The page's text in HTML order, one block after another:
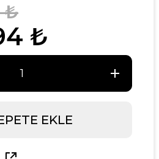
₺
₺
EKLE